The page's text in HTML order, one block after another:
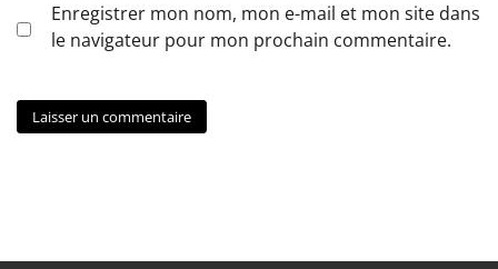
Enregistrer mon nom, mon e-mail et mon site dans
le navigateur pour mon prochain commentaire.